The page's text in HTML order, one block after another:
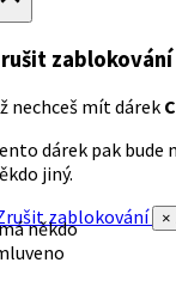
nechceš mít dárek
dárek pak bude
jiný.
zablokování
×
někdo